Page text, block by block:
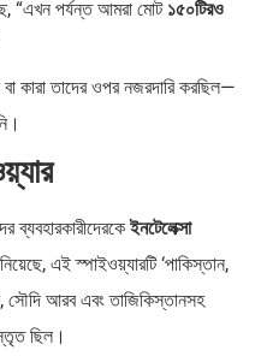
“এখন পর্যন্ত আমরা মোট ১৫০টিরও
বা কারা তাদের ওপর নজরদারি করছিল—
ব্যবহারকারীদেরকেইনটেলেক্সা
এই স্পাইওয়্যারটি ‘পাকিস্তান,
সৌদি আরব এবং তাজিকিস্তানসহ
ছিল।